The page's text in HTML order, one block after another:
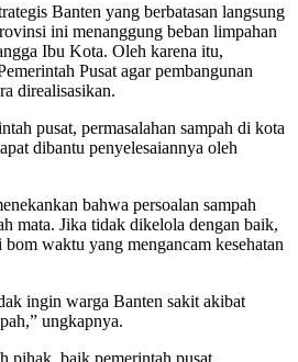
Banten yang berbatasan langsung
ini menanggung beban limpahan
Ibu Kota. Oleh karena itu,
Pusat agar pembangunan
direalisasikan.
pusat, permasalahan sampah di kota
dibantu penyelesaiannya oleh
bahwa persoalan sampah
mata. Jika tidak dikelola dengan baik,
waktu yang mengancam kesehatan
ingin warga Banten sakit akibat
ungkapnya.
pihak, baik pemerintah pusat,